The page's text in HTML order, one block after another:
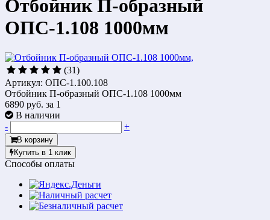
Отбойник П-образный
ОПС-1.108 1000мм
(31)
Артикул: ОПС-1.100.108
Отбойник П-образный ОПС-1.108 1000мм
6890 руб. за 1
В наличии
-
+
В корзину
Купить в 1 клик
Способы оплаты